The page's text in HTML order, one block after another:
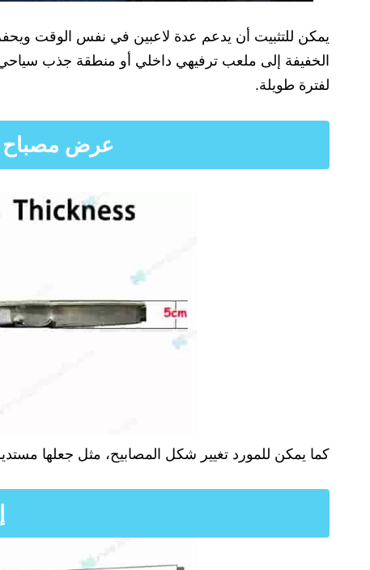
يمكن للتثبيت أن يدعم عدة لاعبين في نفس الوقت ويحفز
لفترة طويلة.
عرض مصباح
كما يمكن للمورد تغيير شكل المصابيح، مثل جعلها